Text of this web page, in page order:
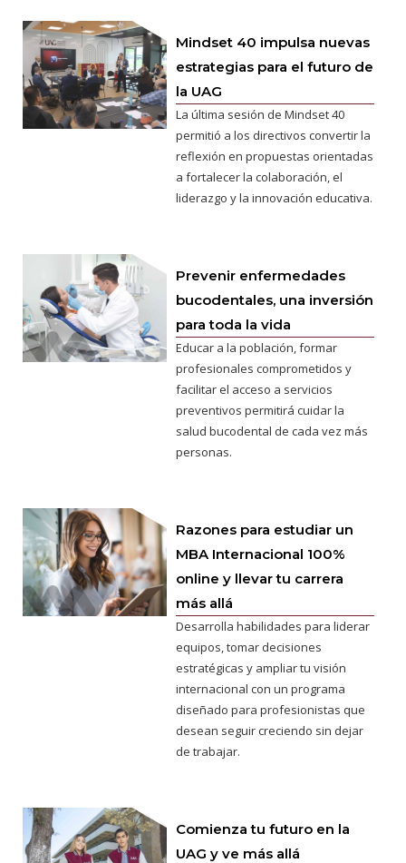
Mindset 40 impulsa nuevas
estrategias para el futuro de
la UAG
La última sesión de Mindset 40
permitió a los directivos convertir la
reflexión en propuestas orientadas
a fortalecer la colaboración, el
liderazgo y la innovación educativa.
Prevenir enfermedades
bucodentales, una inversión
para toda la vida
Educar a la población, formar
profesionales comprometidos y
facilitar el acceso a servicios
preventivos permitirá cuidar la
salud bucodental de cada vez más
personas.
Razones para estudiar un
MBA Internacional 100%
online y llevar tu carrera
más allá
Desarrolla habilidades para liderar
equipos, tomar decisiones
estratégicas y ampliar tu visión
internacional con un programa
diseñado para profesionistas que
desean seguir creciendo sin dejar
de trabajar.
Comienza tu futuro en la
UAG y ve más allá